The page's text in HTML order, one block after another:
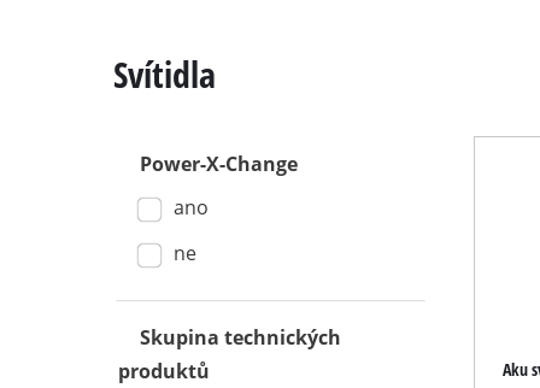
Kapovací /
Stolní
Ruční
Pásové pily
Svítidla
Power-X-Change
ano
ne
Skupina technických
produktů
Aku